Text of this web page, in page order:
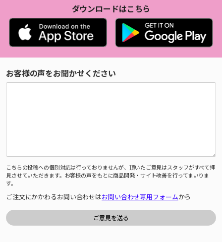
ダウンロードはこちら
お客様の声をお聞かせください
こちらの投稿への個別対応は行っておりませんが、頂いたご意見はスタッフがすべて拝
見させていただきます。お客様の声をもとに商品開発・サイト改善を行ってまいりま
す。
ご注文にかかわるお問い合わせはお問い合わせ専用フォームから